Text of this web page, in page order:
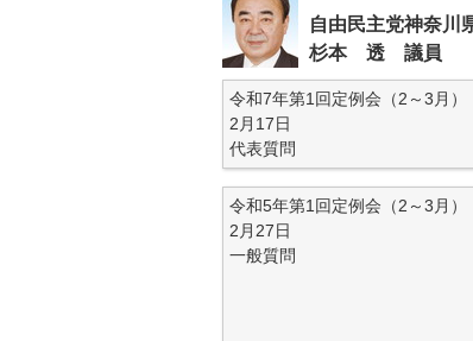
自由民主党神奈川
杉本 透 議員
令和7年第1回定例会（2～3月）
2月17日
代表質問
令和5年第1回定例会（2～3月）
2月27日
一般質問